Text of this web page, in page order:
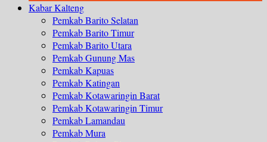
Kabar Kalteng
Pemkab Barito Selatan
Pemkab Barito Timur
Pemkab Barito Utara
Pemkab Gunung Mas
Pemkab Kapuas
Pemkab Katingan
Pemkab Kotawaringin Barat
Pemkab Kotawaringin Timur
Pemkab Lamandau
Pemkab Mura